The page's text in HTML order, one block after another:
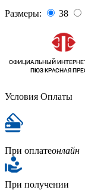
Размеры:
38
Условия Оплаты
При оплатеонлайн
При получении